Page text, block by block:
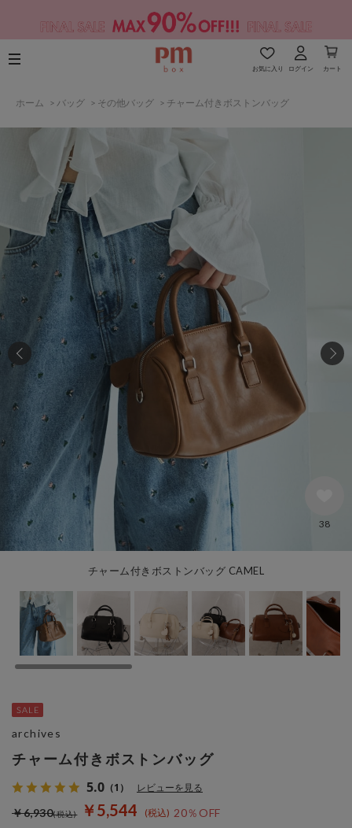
お気に入り ログイン カート
ホーム > バッグ > その他バッグ > チャーム付きボストンバッグ
チャーム付きボストンバッグ CAMEL
38
チャーム付きボストンバッグ
5.0 （1） レビューを見る
￥5,544 20％OFF
￥6,930
archives